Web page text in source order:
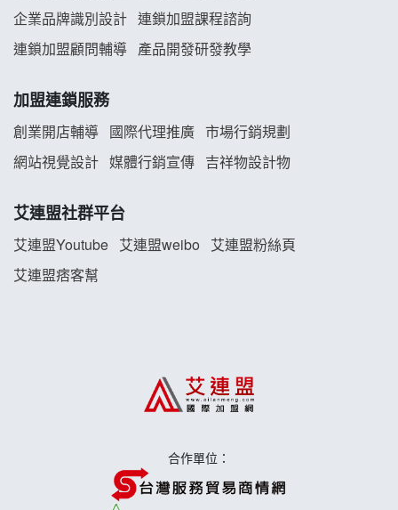
義氣豐發雞加盟說明會
白鬍泡泡 BOHO POPO加盟說明會
雞咕雞咕加盟說明會
TEA TOP加盟說明會
珍好味臭臭鍋加盟說明會
藍象廷泰式火鍋加盟說明會
手作功夫茶加盟說明會
企業品牌識別設計 連鎖加盟課程諮詢
連鎖加盟顧問輔導 產品開發研發教學
加盟連鎖服務
創業開店輔導 國際代理推廣 市場行銷規劃
網站視覺設計 媒體行銷宣傳 吉祥物設計物
艾連盟社群平台
艾連盟Youtube 艾連盟weibo
艾連盟粉絲頁
艾連盟痞客幫
合作單位：